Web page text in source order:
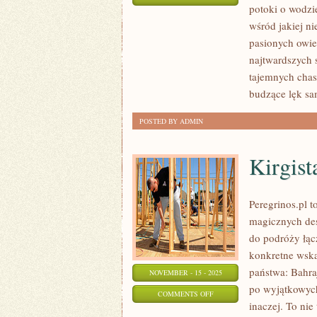
potoki o
wśród jakiej
pasionych
najtwardszych
tajemnych
budzące lęk
POSTED BY ADMIN
NOVEMBER - 15 - 2025
COMMENTS OFFON
KIRGISTAN
Peregrinos.pl
magicznych
do podróży
konkretne
państwa:
po
inaczej. To